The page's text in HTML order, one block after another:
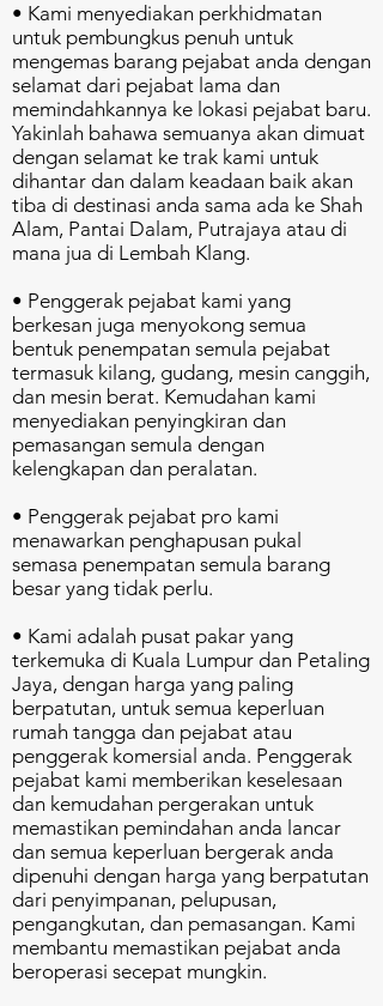
• Kami menyediakan perkhidmatan
untuk pembungkus penuh untuk
mengemas barang pejabat anda dengan
selamat dari pejabat lama dan
memindahkannya ke lokasi pejabat baru.
Yakinlah bahawa semuanya akan dimuat
dengan selamat ke trak kami untuk
dihantar dan dalam keadaan baik akan
tiba di destinasi anda sama ada ke Shah
Alam, Pantai Dalam, Putrajaya atau di
mana jua di Lembah Klang.
• Penggerak pejabat kami yang
berkesan juga menyokong semua
bentuk penempatan semula pejabat
termasuk kilang, gudang, mesin canggih,
dan mesin berat. Kemudahan kami
menyediakan penyingkiran dan
pemasangan semula dengan
kelengkapan dan peralatan.
• Penggerak pejabat pro kami
menawarkan penghapusan pukal
semasa penempatan semula barang
besar yang tidak perlu.
• Kami adalah pusat pakar yang
terkemuka di Kuala Lumpur dan Petaling
Jaya, dengan harga yang paling
berpatutan, untuk semua keperluan
rumah tangga dan pejabat atau
penggerak komersial anda. Penggerak
pejabat kami memberikan keselesaan
dan kemudahan pergerakan untuk
memastikan pemindahan anda lancar
dan semua keperluan bergerak anda
dipenuhi dengan harga yang berpatutan
dari penyimpanan, pelupusan,
pengangkutan, dan pemasangan. Kami
membantu memastikan pejabat anda
beroperasi secepat mungkin.